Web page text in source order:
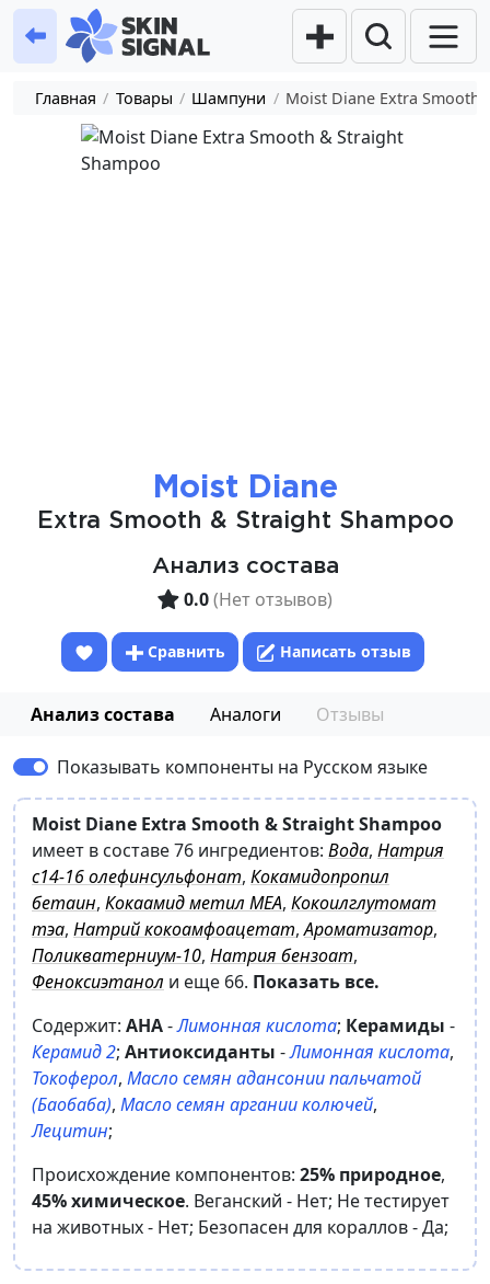
Главная / Товары / Шампуни / Moist Diane Extra Smooth
Moist Diane
Extra Smooth & Straight Shampoo
Анализ состава
0.0(Нет отзывов)
Сравнить Написать отзыв
Анализ состава Аналоги Отзывы
Показывать компоненты на Русском языке
Moist Diane Extra Smooth & Straight Shampoo
имеет в составе 76 ингредиентов: Вода, Натрия
с14-16 олефинсульфонат, Кокамидопропил
бетаин, Кокаамид метил МЕА, Кокоилглутомат
тэа, Натрий кокоамфоацетат,Ароматизатор,
Поликватерниум-10, Натрия бензоат,
Феноксиэтанол и еще 66. Показать все.
Содержит: AHA-Лимонная кислота; Керамиды -
Керамид 2; Антиоксиданты -Лимонная кислота,
Токоферол, Масло семян адансонии пальчатой
(Баобаба), Масло семян аргании колючей,
Лецитин;
Происхождение компонентов: 25% природное,
45% химическое. Веганский - Нет; Не тестирует
на животных - Нет; Безопасен для кораллов -Да;